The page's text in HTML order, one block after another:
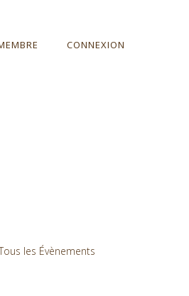
CONNEXION
les Évènements